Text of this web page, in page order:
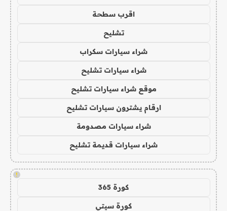
اقرب سطحة
تشليح
شراء سيارات سكراب
شراء سيارات تشليح
موقع شراء سيارات تشليح
ارقام يشترون سيارات تشليح
شراء سيارات مصدومة
شراء سيارات قديمة تشليح
!
كورة 365
كورة سيتي